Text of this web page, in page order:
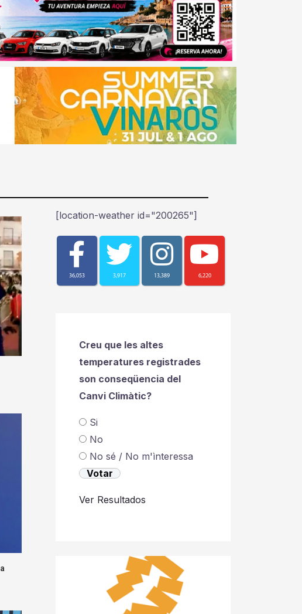
[location-weather id="200265"]
36,053 3,917 13,389 6,220
Creu que les altes
temperatures registrades
son conseqüencia del
Canvi Climàtic?
Si
No
No sé / No m'ìnteressa
Ver Resultados